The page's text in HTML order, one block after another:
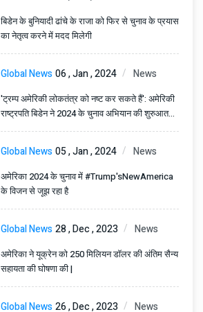
बिडेन के बुनियादी ढांचे के राजा को फिर से चुनाव के प्रयास
का नेतृत्व करने में मदद मिलेगी
Global News06 , Jan , 2024 News
'ट्रम्प अमेरिकी लोकतंत्र को नष्ट कर सकते हैं': अमेरिकी
राष्ट्रपति बिडेन ने 2024 के चुनाव अभियान की शुरुआत
करते हुए कहा
Global News05 , Jan , 2024 News
अमेरिका 2024 के चुनाव में #Trump'sNewAmerica
के विजन से जूझ रहा है
Global News28 , Dec , 2023 News
अमेरिका ने यूक्रेन को 250 मिलियन डॉलर की अंतिम सैन्य
सहायता की घोषणा की |
Global News26 , Dec , 2023 News